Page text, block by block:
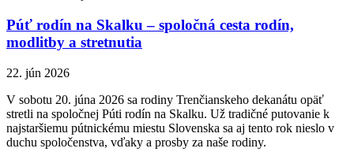
Púť rodín na Skalku – spoločná cesta rodín,
modlitby a stretnutia
22. jún 2026
V sobotu 20. júna 2026 sa rodiny Trenčianskeho dekanátu opäť
stretli na spoločnej Púti rodín na Skalku. Už tradičné putovanie k
najstaršiemu pútnickému miestu Slovenska sa aj tento rok nieslo v
duchu spoločenstva, vďaky a prosby za naše rodiny.